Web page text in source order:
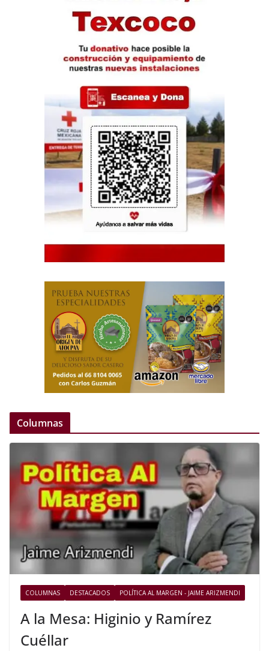
Columnas
COLUMNAS DESTACADOS POLÍTICA AL MARGEN - JAIME ARIZMENDI
A la Mesa: Higinio y Ramírez
Cuéllar